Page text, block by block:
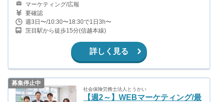
マーケティング/広報
要確認
週3日〜/10:30〜18:30で1日3h〜
茨目駅から徒歩15分(信越本線)
詳しく見る
募集停止中
社会保険労務士法人とうかい
【週2～】WEBマーケティング/最